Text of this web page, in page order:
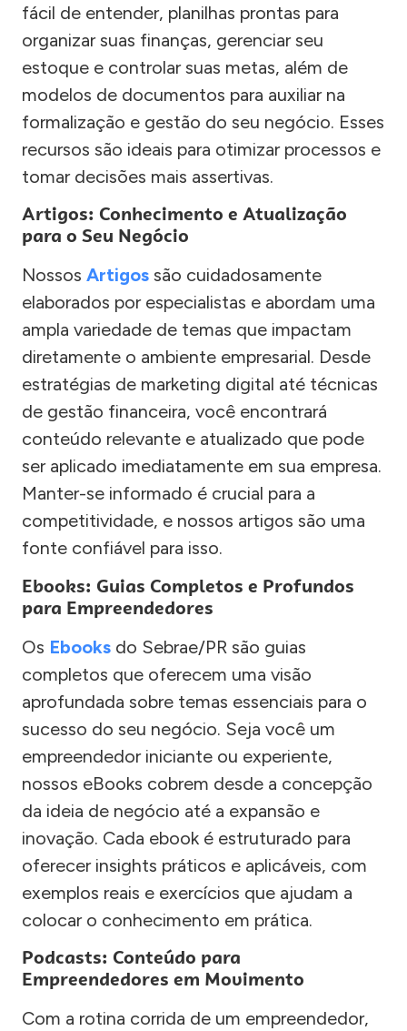
fácil de entender, planilhas prontas para
organizar suas finanças, gerenciar seu
estoque e controlar suas metas, além de
modelos de documentos para auxiliar na
formalização e gestão do seu negócio. Esses
recursos são ideais para otimizar processos e
tomar decisões mais assertivas.
Artigos: Conhecimento e Atualização
para o Seu Negócio
Nossos Artigos são cuidadosamente
elaborados por especialistas e abordam uma
ampla variedade de temas que impactam
diretamente o ambiente empresarial. Desde
estratégias de marketing digital até técnicas
de gestão financeira, você encontrará
conteúdo relevante e atualizado que pode
ser aplicado imediatamente em sua empresa.
Manter-se informado é crucial para a
competitividade, e nossos artigos são uma
fonte confiável para isso.
Ebooks: Guias Completos e Profundos
para Empreendedores
Os Ebooks do Sebrae/PR são guias
completos que oferecem uma visão
aprofundada sobre temas essenciais para o
sucesso do seu negócio. Seja você um
empreendedor iniciante ou experiente,
nossos eBooks cobrem desde a concepção
da ideia de negócio até a expansão e
inovação. Cada ebook é estruturado para
oferecer insights práticos e aplicáveis, com
exemplos reais e exercícios que ajudam a
colocar o conhecimento em prática.
Podcasts: Conteúdo para
Empreendedores em Movimento
Com a rotina corrida de um empreendedor,